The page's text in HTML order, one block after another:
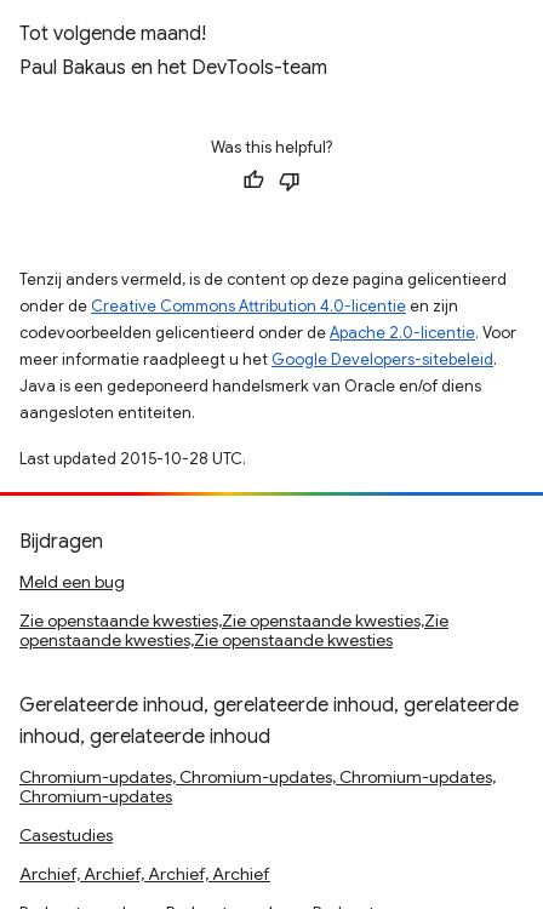
Tot volgende maand!
Paul Bakaus en het DevTools-team
Was this helpful?
Tenzij anders vermeld, is de content op deze pagina gelicentieerd
onder de Creative Commons Attribution 4.0-licentieen zijn
codevoorbeelden gelicentieerd onder deApache 2.0-licentie. Voor
meer informatie raadpleegt u het Google Developers-sitebeleid.
Java is een gedeponeerd handelsmerk van Oracle en/of diens
aangesloten entiteiten.
Last updated 2015-10-28 UTC.
Bijdragen
Meld een bug
Zie openstaande kwesties,Zie openstaande kwesties,Zie
openstaande kwesties,Zie openstaande kwesties
Gerelateerde inhoud, gerelateerde inhoud, gerelateerde
inhoud, gerelateerde inhoud
Chromium-updates, Chromium-updates, Chromium-updates,
Chromium-updates
Casestudies
Archief, Archief, Archief, Archief